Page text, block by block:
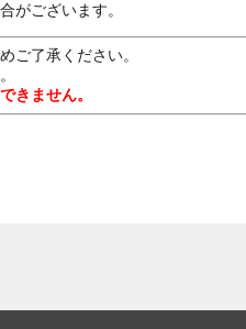
がございます。
ご了承ください。
きません。